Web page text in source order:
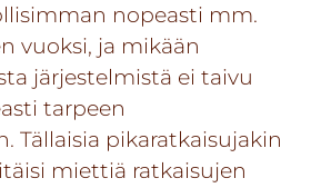
nopeasti mm.
vuoksi, ja mikään
järjestelmistä ei taivu
tarpeen
Tällaisia pikaratkaisujakin
miettiä ratkaisujen